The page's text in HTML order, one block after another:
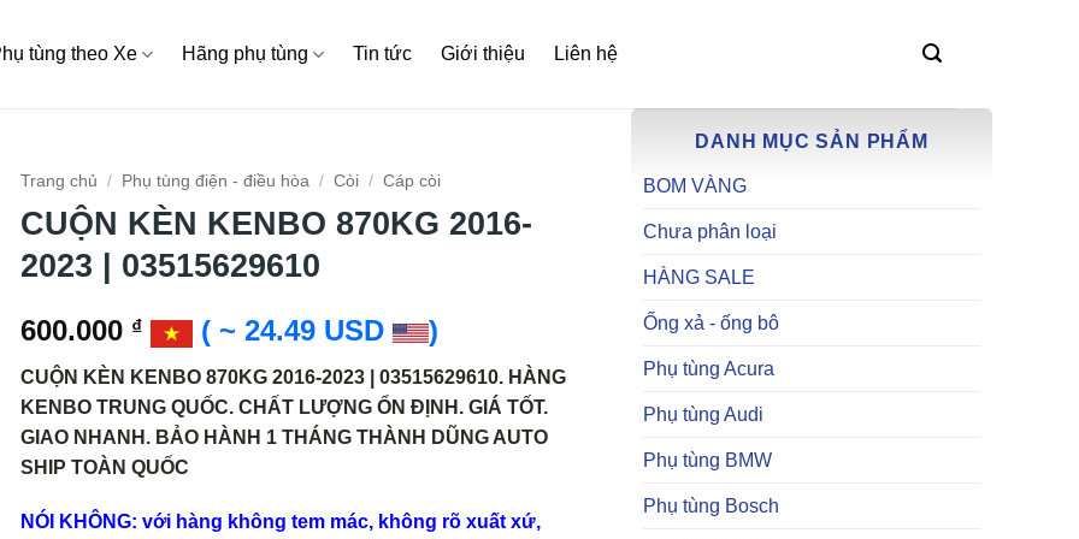
tùng theo Xe Hãng phụ tùng Tin tức Giới thiệu Liên hệ
DANH MỤC SẢN PHẨM
BOM VÀNG
Chưa phân loại
HÀNG SALE
Ống xả - ống bô
Phụ tùng Acura
Phụ tùng Audi
Phụ tùng BMW
Phụ tùng Bosch
Trang chủ / Phụ tùng điện - điều hòa / Còi / Cáp còi
CUỘN KÈN KENBO 870KG 2016-
2023 | 03515629610
600.000 ₫ ( ~ 24.49 USD )
CUỘN KÈN KENBO 870KG 2016-2023 | 03515629610. HÀNG
KENBO TRUNG QUỐC. CHẤT LƯỢNG ỔN ĐỊNH. GIÁ TỐT.
GIAO NHANH. BẢO HÀNH 1 THÁNG THÀNH DŨNG AUTO
SHIP TOÀN QUỐC
NÓI KHÔNG: với hàng không tem mác, không rõ xuất xứ,